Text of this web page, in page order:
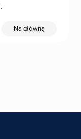
Na główną
strona
strona